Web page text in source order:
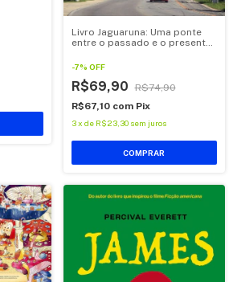
Livro Jaguaruna: Uma ponte
entre o passado e o presente,
-7% OFF
R$69,90
R$74,90
R$67,10 com Pix
3 x de R$23,30 sem juros